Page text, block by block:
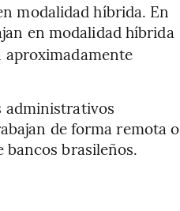
modalidad híbrida. En
en modalidad híbrida
aproximadamente
administrativos
de forma remota o
brasileños.